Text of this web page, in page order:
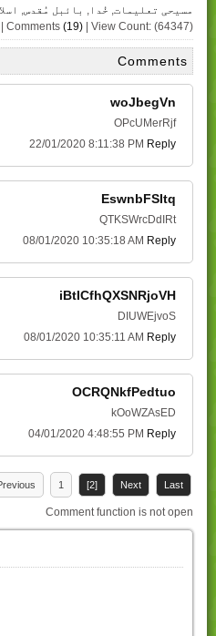
مسیحی تعلیمات, خُدا , بائبل مُقدس,
| Comments (19) | View Count: (64347)
Comments
woJbegVn
OPcUMerRjf
22/01/2020 8:11:38 PM Reply
EswnbFSItq
QTKSWrcDdIRt
08/01/2020 10:35:18 AM Reply
iBtICfhQXSNRjoVH
DIUWEjvoS
08/01/2020 10:35:11 AM Reply
OCRQNkfPedtuo
kOoWZAsED
04/01/2020 4:48:55 PM Reply
1 [2] Next Last
Comment function is not open